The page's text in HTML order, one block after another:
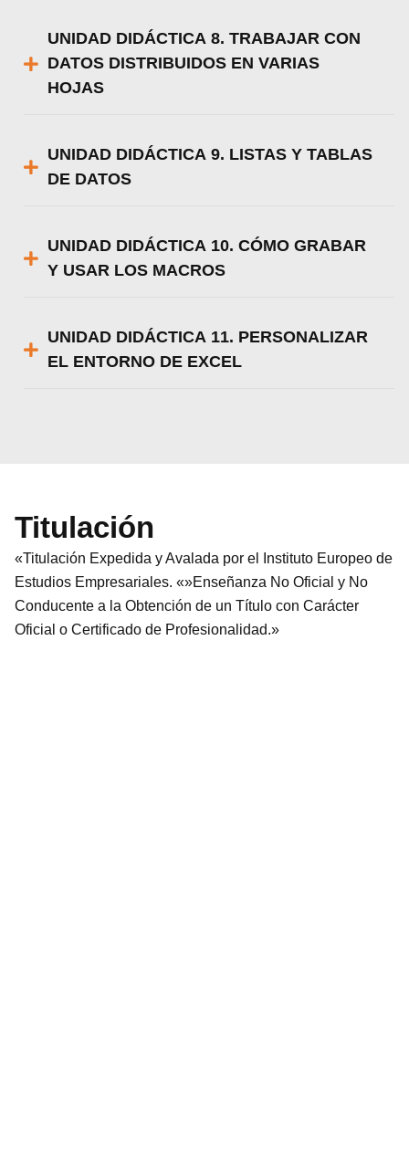
UNIDAD DIDÁCTICA 8. TRABAJAR CON
DATOS DISTRIBUIDOS EN VARIAS
HOJAS
UNIDAD DIDÁCTICA 9. LISTAS Y TABLAS
DE DATOS
UNIDAD DIDÁCTICA 10. CÓMO GRABAR
Y USAR LOS MACROS
UNIDAD DIDÁCTICA 11. PERSONALIZAR
EL ENTORNO DE EXCEL
Titulación
«Titulación Expedida y Avalada por el Instituto Europeo de
Estudios Empresariales. «»Enseñanza No Oficial y No
Conducente a la Obtención de un Título con Carácter
Oficial o Certificado de Profesionalidad.»